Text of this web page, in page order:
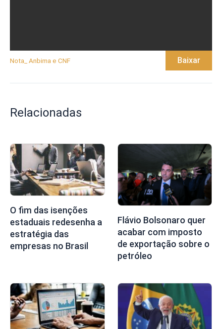
Nota_ Anbima e CNF Baixar
Relacionadas
O fim das isenções
estaduais redesenha a
estratégia das
empresas no Brasil
Flávio Bolsonaro quer
acabar com imposto
de exportação sobre o
petróleo